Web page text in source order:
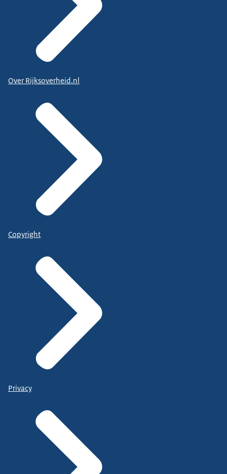
Over Rijksoverheid.nl
Copyright
Privacy